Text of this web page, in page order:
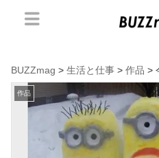
BUZZmag > 生活と仕事 > 作品 >
作品